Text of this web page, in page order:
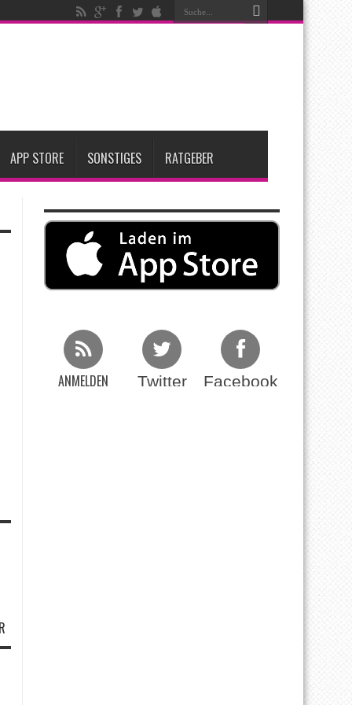
APP STORE SONSTIGES RATGEBER
ANMELDEN Twitter Facebook